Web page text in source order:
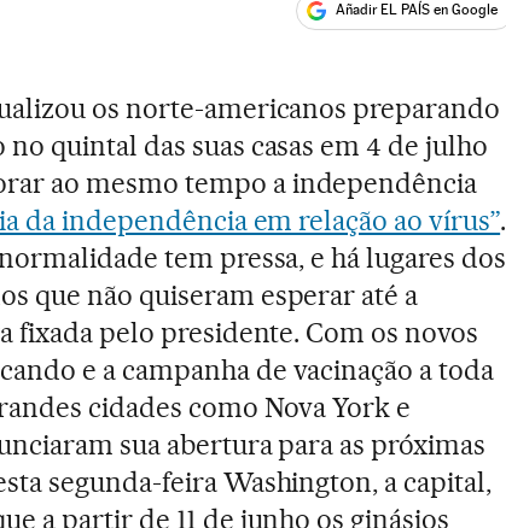
Añadir EL PAÍS en Google
os norte-americanos preparando
quintal das suas casas em 4 de julho
ao mesmo tempo a independência
da independência em relação ao vírus”.
tem pressa, e há lugares dos
que não quiseram esperar até a
fixada pelo presidente. Com os novos
e a campanha de vacinação a toda
cidades como Nova York e
sua abertura para as próximas
segunda-feira Washington, a capital,
a partir de 11 de junho os ginásios